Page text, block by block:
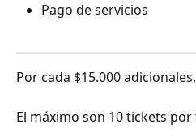
Pago de servicios
Por cada $15.000
El máximo son 10 tickets